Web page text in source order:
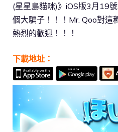
(星星島貓咪)》iOS版3月19
個大騙子！！！Mr. Qoo對這
熱烈的歡迎！！！
下載地址：